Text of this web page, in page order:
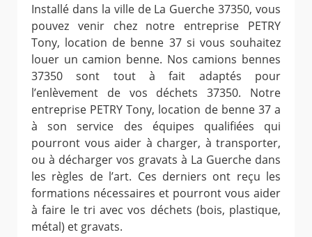
Installé dans la ville de La Guerche 37350, vous
pouvez venir chez notre entreprise PETRY
Tony, location de benne 37 si vous souhaitez
louer un camion benne. Nos camions bennes
37350 sont tout à fait adaptés pour
l’enlèvement de vos déchets 37350. Notre
entreprise PETRY Tony, location de benne 37 a
à son service des équipes qualifiées qui
pourront vous aider à charger, à transporter,
ou à décharger vos gravats à La Guerche dans
les règles de l’art. Ces derniers ont reçu les
formations nécessaires et pourront vous aider
à faire le tri avec vos déchets (bois, plastique,
métal) et gravats.